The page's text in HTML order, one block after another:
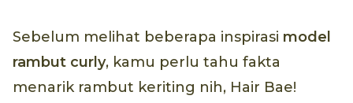
Sebelum melihat beberapa inspirasi model
rambut curly, kamu perlu tahu fakta
menarik rambut keriting nih, Hair Bae!